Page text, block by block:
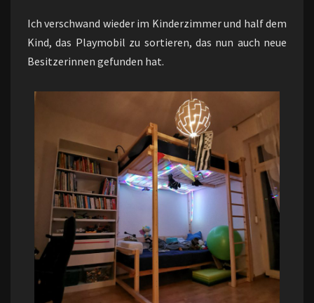
Ich verschwand wieder im Kinderzimmer und half dem
Kind, das Playmobil zu sortieren, das nun auch neue
Besitzerinnen gefunden hat.